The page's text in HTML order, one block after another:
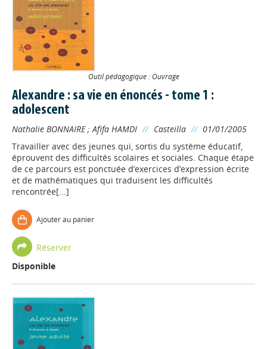
Outil pédagogique : Ouvrage
Alexandre : sa vie en énoncés - tome 1 :
adolescent
Nathalie BONNAIRE;Afifa HAMDI // Casteilla // 01/01/2005
Travailler avec des jeunes qui, sortis du système éducatif,
éprouvent des difficultés scolaires et sociales. Chaque étape
de ce parcours est ponctuée d’exercices d’expression écrite
et de mathématiques qui traduisent les difficultés
rencontrée[...]
Ajouter au panier
Réserver
Disponible